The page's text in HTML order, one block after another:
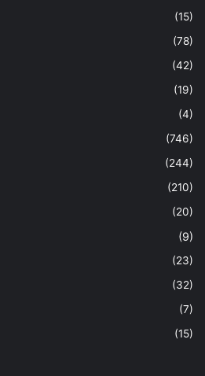
(15)
(78)
(42)
(19)
(4)
(746)
(244)
(210)
(20)
(9)
(23)
(32)
(7)
(15)